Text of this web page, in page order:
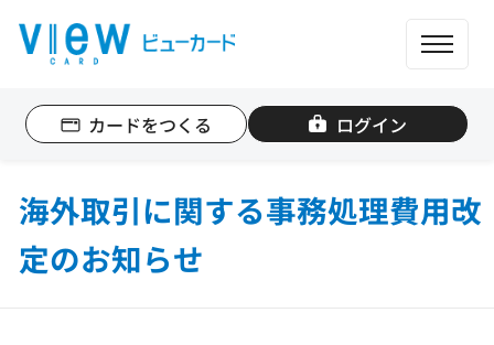
カードをつくる
ログイン
カード一覧
海外取引に関する事務処理費用改
定のお知らせ